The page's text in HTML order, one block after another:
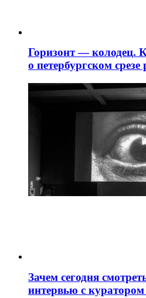
Горизонт — колодец.
о петербургском срезе
Зачем сегодня
интервью с